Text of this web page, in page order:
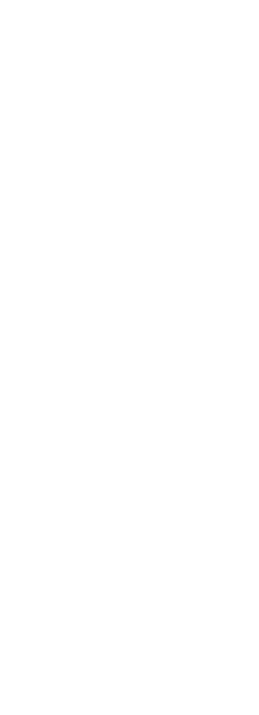
漫你们先走吧！」， 一个人殿后
宙怪兽袭击 在星球崩毁、走向灭
ロエ）。不器用で人との交流を